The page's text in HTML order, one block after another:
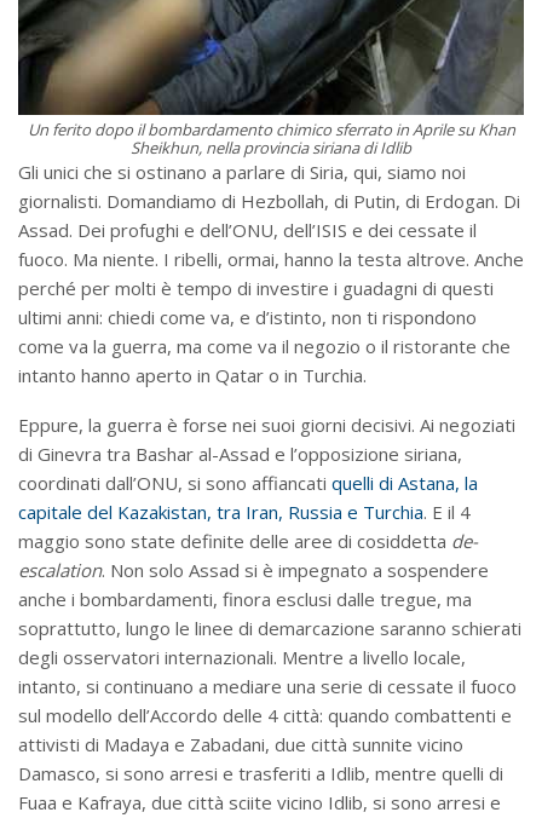
Un ferito dopo il bombardamento chimico sferrato in Aprile su Khan
Sheikhun, nella provincia siriana di Idlib
Gli unici che si ostinano a parlare di Siria, qui, siamo noi
giornalisti. Domandiamo di Hezbollah, di Putin, di Erdogan. Di
Assad. Dei profughi e dell’ONU, dell’ISIS e dei cessate il
fuoco. Ma niente. I ribelli, ormai, hanno la testa altrove. Anche
perché per molti è tempo di investire i guadagni di questi
ultimi anni: chiedi come va, e d’istinto, non ti rispondono
come va la guerra, ma come va il negozio o il ristorante che
intanto hanno aperto in Qatar o in Turchia.
Eppure, la guerra è forse nei suoi giorni decisivi. Ai negoziati
di Ginevra tra Bashar al-Assad e l’opposizione siriana,
coordinati dall’ONU, si sono affiancati quelli di Astana, la
capitale del Kazakistan, tra Iran, Russia e Turchia. E il 4
maggio sono state definite delle aree di cosiddetta de-
escalation. Non solo Assad si è impegnato a sospendere
anche i bombardamenti, finora esclusi dalle tregue, ma
soprattutto, lungo le linee di demarcazione saranno schierati
degli osservatori internazionali. Mentre a livello locale,
intanto, si continuano a mediare una serie di cessate il fuoco
sul modello dell’Accordo delle 4 città: quando combattenti e
attivisti di Madaya e Zabadani, due città sunnite vicino
Damasco, si sono arresi e trasferiti a Idlib, mentre quelli di
Fuaa e Kafraya, due città sciite vicino Idlib, si sono arresi e